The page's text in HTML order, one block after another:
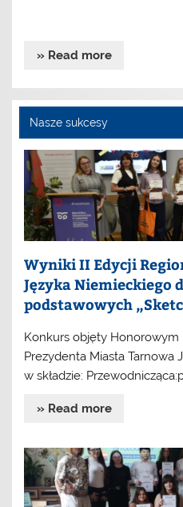
» Read more
Nasze sukcesy
Wyniki II Edycji
Języka Niemieckiego
podstawowych
Konkurs objęty Honorowym
Prezydenta Miasta Tarnowa
w składzie:
» Read more